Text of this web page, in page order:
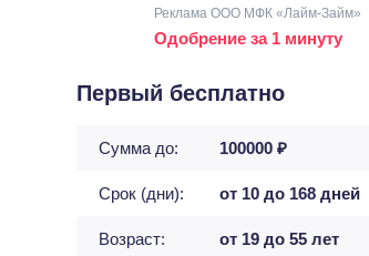
Реклама ООО МФК «Лайм-Займ»
Одобрение за 1 минуту
Первый бесплатно
Сумма до: 100000 ₽
Срок (дни): от 10 до 168 дней
Возраст: от 19 до 55 лет